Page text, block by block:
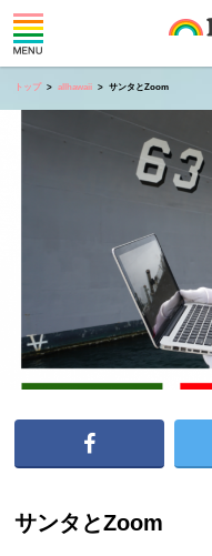
トップ allhawaii サンタとZoom
サンタとZoom